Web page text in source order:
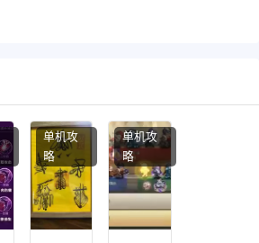
单机攻
略
单机攻
略